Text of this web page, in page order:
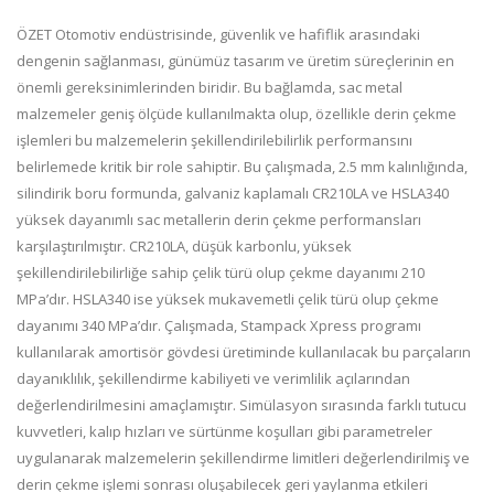
ÖZET Otomotiv endüstrisinde, güvenlik ve hafiflik arasındaki
dengenin sağlanması, günümüz tasarım ve üretim süreçlerinin en
önemli gereksinimlerinden biridir. Bu bağlamda, sac metal
malzemeler geniş ölçüde kullanılmakta olup, özellikle derin çekme
işlemleri bu malzemelerin şekillendirilebilirlik performansını
belirlemede kritik bir role sahiptir. Bu çalışmada, 2.5 mm kalınlığında,
silindirik boru formunda, galvaniz kaplamalı CR210LA ve HSLA340
yüksek dayanımlı sac metallerin derin çekme performansları
karşılaştırılmıştır. CR210LA, düşük karbonlu, yüksek
şekillendirilebilirliğe sahip çelik türü olup çekme dayanımı 210
MPa’dır. HSLA340 ise yüksek mukavemetli çelik türü olup çekme
dayanımı 340 MPa’dır. Çalışmada, Stampack Xpress programı
kullanılarak amortisör gövdesi üretiminde kullanılacak bu parçaların
dayanıklılık, şekillendirme kabiliyeti ve verimlilik açılarından
değerlendirilmesini amaçlamıştır. Simülasyon sırasında farklı tutucu
kuvvetleri, kalıp hızları ve sürtünme koşulları gibi parametreler
uygulanarak malzemelerin şekillendirme limitleri değerlendirilmiş ve
derin çekme işlemi sonrası oluşabilecek geri yaylanma etkileri